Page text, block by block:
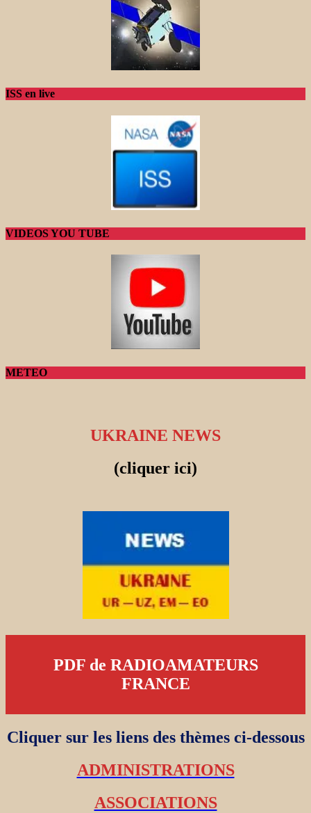
ISS en live
VIDEOS YOU TUBE
METEO
UKRAINE NEWS
(cliquer ici)
PDF de RADIOAMATEURS
FRANCE
Cliquer sur les liens des thèmes ci-dessous
ADMINISTRATIONS
ASSOCIATIONS